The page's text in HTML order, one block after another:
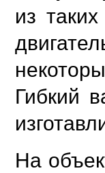
из
Гибкий
На